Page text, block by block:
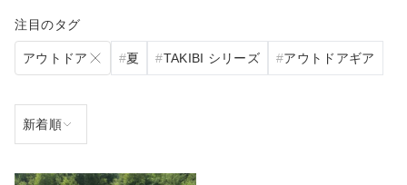
注目のタグ
アウトドア 夏 TAKIBI シリーズ アウトドアギア